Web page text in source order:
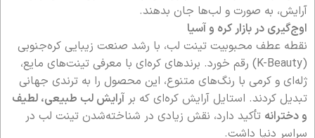
آرایش، به صورت و لب‌ها جان بدهند.
اوج‌گیری در بازار کره و آسیا
نقطه عطف محبوبیت تینت لب، با رشد صنعت زیبایی کره‌جنوبی
(K-Beauty) رقم خورد. برندهای کره‌ای با معرفی تینت‌های مایع،
ژله‌ای و کرمی با رنگ‌های متنوع، این محصول را به ترندی جهانی
تبدیل کردند. استایل آرایش کره‌ای که بر آرایش لب طبیعی، لطیف
و دخترانه تأکید دارد، نقش زیادی در شناخته‌شدن تینت لب در
سراسر دنیا داشت.